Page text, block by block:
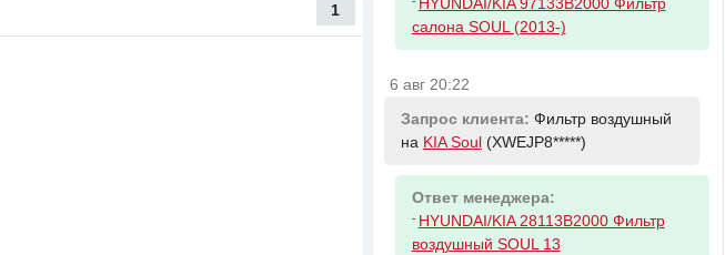
1
HYUNDAI/KIA 97133B2000 Фильтр
салона SOUL (2013-)
6 авг 20:22
Запрос клиента: Фильтр воздушный
на KIA Soul (XWEJP8*****)
Ответ менеджера:
- HYUNDAI/KIA 28113B2000 Фильтр
воздушный SOUL 13